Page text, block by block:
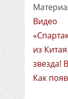
Видео
из
звезда!
Как